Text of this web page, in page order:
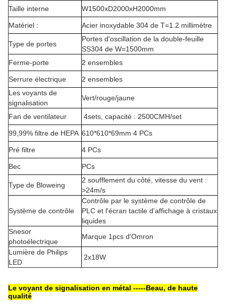
Taille interne W1500xD2000xH2000mm
Matériel : Acier inoxydable 304 de T=1.2 millimètre
Type de portes
Portes d'oscillation de la double-feuille
SS304 de W=1500mm
Ferme-porte
2 ensembles
Serrure électrique
2 ensembles
Les voyants de
signalisation
Vert/rouge/jaune
Fan de ventilateur 4sets, capacité : 2500CMH/set
99,99% filtre de HEPA 610*610*69mm 4 PCs
Pré filtre 4 PCs
Bec PCs
Type de Bloweing
2 soufflement du côté, vitesse du vent :
>24m/s
Système de contrôle
Contrôle par le système de contrôle de
PLC et l'écran tactile d'affichage à cristaux
liquides
Snesor
photoélectrique
Marque 1pcs d'Omron
Lumière de Philips
LED
2x18W
Le voyant de signalisation en métal -----Beau, de haute
qualité